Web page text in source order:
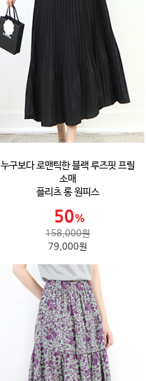
누구보다 로맨틱한 블랙 루즈핏 프릴
소매
플리츠 롱 원피스
158,000원
79,000원